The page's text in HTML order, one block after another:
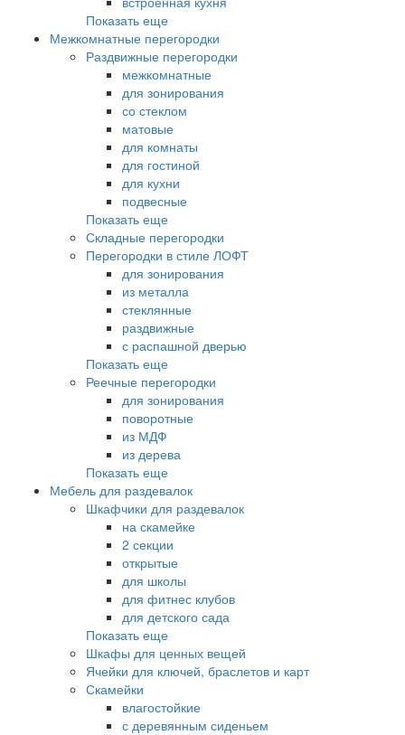
Показать еще
Межкомнатные перегородки
Раздвижные перегородки
межкомнатные
для зонирования
со стеклом
матовые
для комнаты
для гостиной
для кухни
подвесные
Показать еще
Складные перегородки
Перегородки в стиле ЛОФТ
для зонирования
из металла
стеклянные
раздвижные
с распашной дверью
Показать еще
Реечные перегородки
для зонирования
поворотные
из МДФ
из дерева
Показать еще
Мебель для раздевалок
Шкафчики для раздевалок
на скамейке
2 секции
открытые
для школы
для фитнес клубов
для детского сада
Показать еще
Шкафы для ценных вещей
Ячейки для ключей, браслетов и карт
Скамейки
влагостойкие
с деревянным сиденьем